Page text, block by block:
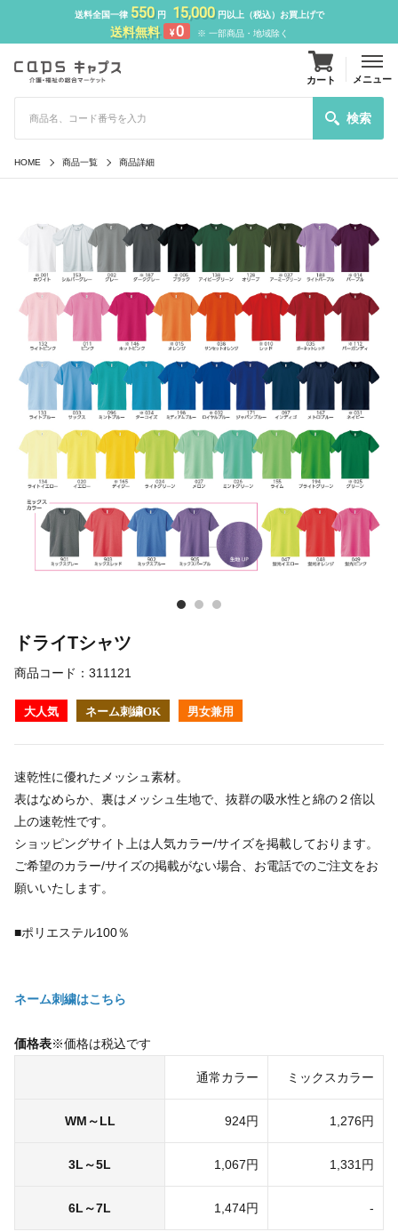
送料全国一律 550円 15,000円以上（税込）お買上げで
送料無料 ¥0 ※ 一部商品・地域除く
検索
カート メニュー
HOME 商品一覧 商品詳細
ドライTシャツ
商品コード： 311121
大人気 ネーム刺繍OK 男女兼用
速乾性に優れたメッシュ素材。
表はなめらか、裏はメッシュ生地で、抜群の吸水性と綿の２倍以
上の速乾性です。
ショッピングサイト上は人気カラー/サイズを掲載しております。
ご希望のカラー/サイズの掲載がない場合、お電話でのご注文をお
願いいたします。
■ポリエステル100％
ネーム刺繍はこちら
価格表※価格は税込です
通常カラー ミックスカラー
WM～LL 924円 1,276円
3L～5L 1,067円 1,331円
6L～7L 1,474円 -